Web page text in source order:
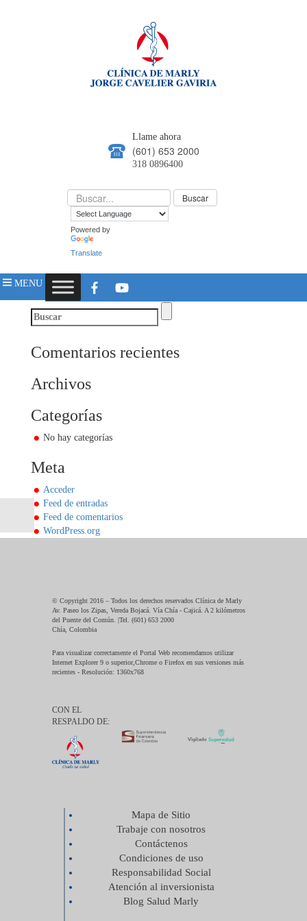
Llame ahora
(601) 653 2000
318 0896400
Powered by
Translate
MENU
Comentarios recientes
Archivos
Categorías
No hay categorías
Meta
Acceder
Feed de entradas
Feed de comentarios
WordPress.org
© Copyright 2016 – Todos los derechos reservados Clínica de Marly
Av. Paseo los Zipas, Vereda Bojacá. Vía Chía - Cajicá. A 2 kilómetros
del Puente del Común. |Tel. (601) 653 2000
Chía, Colombia
Para visualizar correctamente el Portal Web recomendamos utilizar
Internet Explorer 9 o superior,Chrome o Firefox en sus versiones más
recientes - Resolución: 1360x768
CON EL
RESPALDO DE:
Mapa de Sitio
Trabaje con nosotros
Contáctenos
Condiciones de uso
Responsabilidad Social
Atención al inversionista
Blog Salud Marly